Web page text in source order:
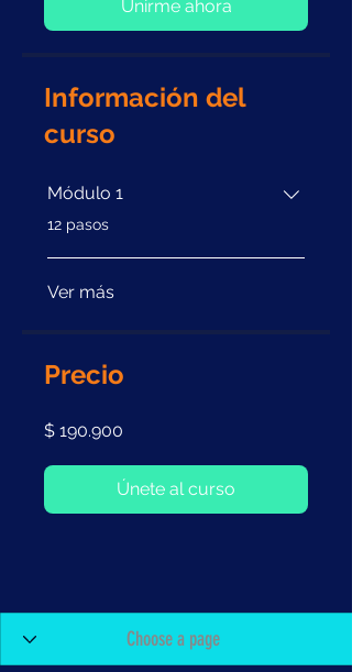
Unirme ahora
Información del
curso
Módulo 1
.12 pasos
Ver más
Precio
$ 190.900
Únete al curso